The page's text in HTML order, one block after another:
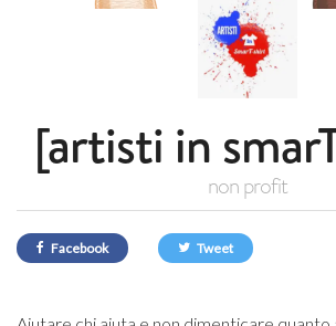
[artisti in
non profit
Facebook Tweet